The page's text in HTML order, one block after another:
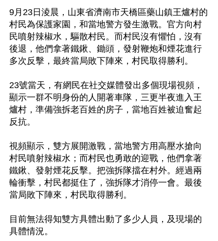
9月23日淩晨，山東省濟南市天橋區藥山鎮王爐村的
村民為保護家園，和當地警方發生激戰。官方向村
民噴射辣椒水，驅散村民。而村民沒有懼怕，沒有
後退，他們拿著鐵鍬、鋤頭，發射鞭炮和煙花進行
多次反擊，最終當局敗下陣來，村民取得勝利。
23號當天，有網民在社交媒體發出多個現場視頻，
顯示一群不明身份的人開著車隊，三更半夜進入王
爐村，準備強拆老百姓的房子，當地百姓被迫奮起
反抗。
視頻顯示，雙方展開激戰，當地警方用高壓水搶向
村民噴射辣椒水；而村民也勇敢的迎戰，他們拿著
鐵鍬、發射煙花反擊。把強拆隊擋在村外。經過兩
輪衝擊，村民都挺住了，強拆隊才消停一會。最後
當局敗下陣來，村民取得勝利。
目前無法得知雙方具體出動了多少人員，及現場的